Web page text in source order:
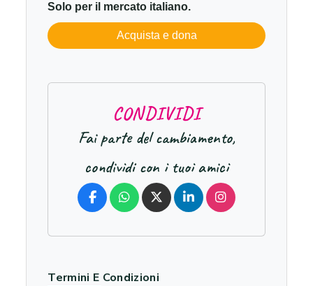
Solo per il mercato italiano.
Acquista e dona
CONDIVIDI
Fai parte del cambiamento,
condividi con i tuoi amici
Termini E Condizioni